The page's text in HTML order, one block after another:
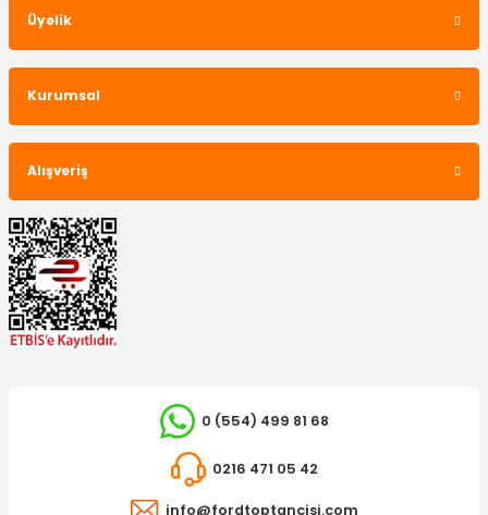
ÖZ-İŞ
Arka Silecek Kol Kapağı Connect
Üyelik
Kurumsal
Alışveriş
0 (554) 499 81 68
0216 471 05 42
info@fordtoptancisi.com